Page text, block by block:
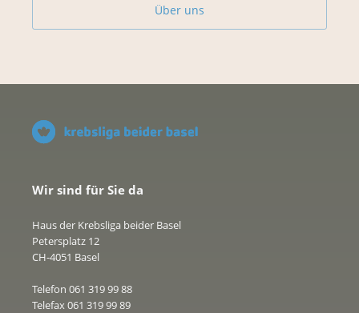
Über uns
Wir sind für Sie da
Haus der Krebsliga beider Basel
Petersplatz 12
CH-4051 Basel
Telefon 061 319 99 88
Telefax 061 319 99 89